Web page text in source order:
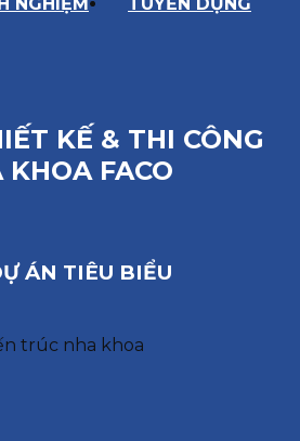
KẾ & THI CÔNG
KHOA FACO
ÁN TIÊU BIỂU